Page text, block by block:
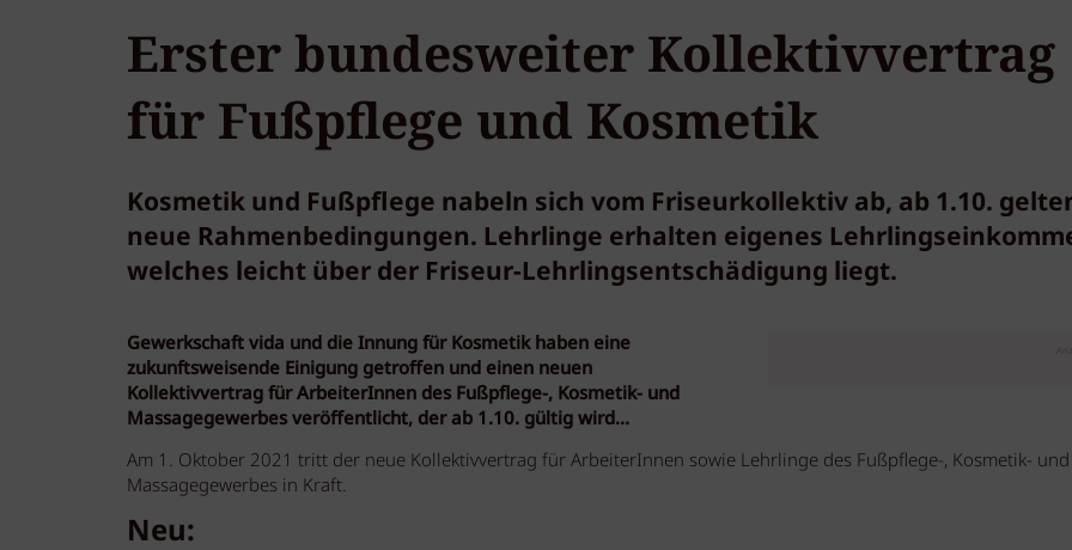
Erster bundesweiter Kollektivvertrag
für Fußpflege und Kosmetik
Kosmetik und Fußpflege nabeln sich vom Friseurkollektiv ab, ab 1.10.
neue Rahmenbedingungen. Lehrlinge erhalten eigenes
welches leicht über der Friseur-Lehrlingsentschädigung liegt.
Gewerkschaft vida und die Innung für Kosmetik haben eine
zukunftsweisende Einigung getroffen und einen neuen
Kollektivvertrag für ArbeiterInnen des Fußpflege-, Kosmetik- und
Massagegewerbes veröffentlicht, der ab 1.10. gültig wird…
Am 1. Oktober 2021 tritt der neue Kollektivvertrag für ArbeiterInnen sowie Lehrlinge des Fußpflege-, Kosmetik- und
Massagegewerbes in Kraft.
Neu: